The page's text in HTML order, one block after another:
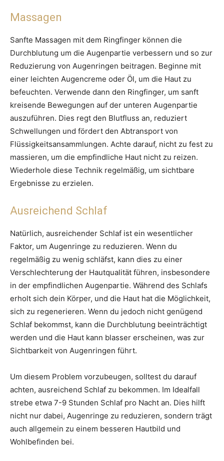
Massagen
Sanfte Massagen mit dem Ringfinger können die
Durchblutung um die Augenpartie verbessern und so zur
Reduzierung von Augenringen beitragen. Beginne mit
einer leichten Augencreme oder Öl, um die Haut zu
befeuchten. Verwende dann den Ringfinger, um sanft
kreisende Bewegungen auf der unteren Augenpartie
auszuführen. Dies regt den Blutfluss an, reduziert
Schwellungen und fördert den Abtransport von
Flüssigkeitsansammlungen. Achte darauf, nicht zu fest zu
massieren, um die empfindliche Haut nicht zu reizen.
Wiederhole diese Technik regelmäßig, um sichtbare
Ergebnisse zu erzielen.
Ausreichend Schlaf
Natürlich, ausreichender Schlaf ist ein wesentlicher
Faktor, um Augenringe zu reduzieren. Wenn du
regelmäßig zu wenig schläfst, kann dies zu einer
Verschlechterung der Hautqualität führen, insbesondere
in der empfindlichen Augenpartie. Während des Schlafs
erholt sich dein Körper, und die Haut hat die Möglichkeit,
sich zu regenerieren. Wenn du jedoch nicht genügend
Schlaf bekommst, kann die Durchblutung beeinträchtigt
werden und die Haut kann blasser erscheinen, was zur
Sichtbarkeit von Augenringen führt.
Um diesem Problem vorzubeugen, solltest du darauf
achten, ausreichend Schlaf zu bekommen. Im Idealfall
strebe etwa 7-9 Stunden Schlaf pro Nacht an. Dies hilft
nicht nur dabei, Augenringe zu reduzieren, sondern trägt
auch allgemein zu einem besseren Hautbild und
Wohlbefinden bei.